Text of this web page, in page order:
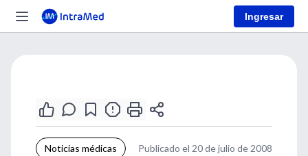
Ingresar
Noticias médicas
Publicado el 20 de julio de 2008